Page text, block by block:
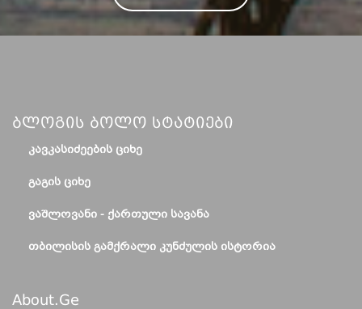
Ბლოგის Ბოლო Სტატიები
ᲙᲐᲕᲙᲐᲡᲘᲫᲔᲔᲑᲘᲡ ᲪᲘᲮᲔ
ᲒᲐᲒᲘᲡ ᲪᲘᲮᲔ
ᲕᲐᲨᲚᲝᲕᲐᲜᲘ - ᲥᲐᲠᲗᲣᲚᲘ ᲡᲐᲕᲐᲜᲐ
ᲗᲑᲘᲚᲘᲡᲘᲡ ᲒᲐᲛᲥᲠᲐᲚᲘ ᲙᲣᲜᲫᲣᲚᲘᲡ ᲘᲡᲢᲝᲠᲘᲐ
About.ge